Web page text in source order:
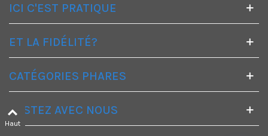
ICI C'EST PRATIQUE
ET LA FIDÉLITÉ?
CATÉGORIES PHARES
RESTEZ AVEC NOUS
Haut